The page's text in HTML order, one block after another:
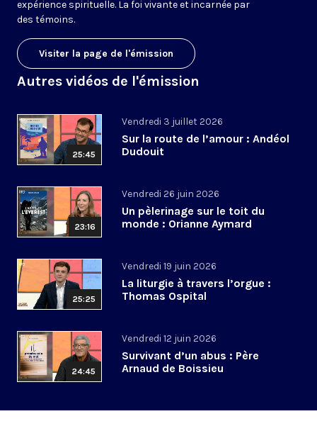
expérience spirituelle. La foi vivante et incarnée par
des témoins.
Visiter la page de l'émission
Autres vidéos de l'émission
25:45
Vendredi 3 juillet 2026
Sur la route de l’amour : Andéol
Dudouit
23:16
Vendredi 26 juin 2026
Un pèlerinage sur le toit du
monde : Orianne Aymard
25:25
Vendredi 19 juin 2026
La liturgie à travers l’orgue :
Thomas Ospital
24:45
Vendredi 12 juin 2026
Survivant d’un abus : Père
Arnaud de Boissieu